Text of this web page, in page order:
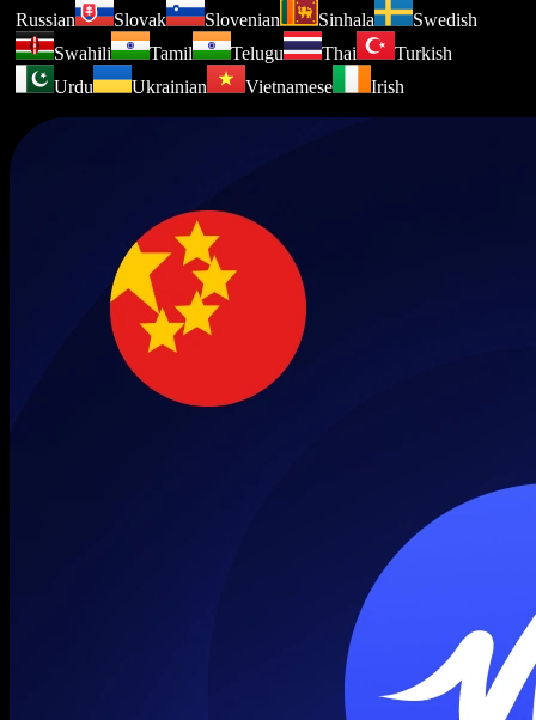
Russian
Slovak Slovenian Sinhala
Swedish
Swahili
Tamil Telugu Thai
Turkish
Urdu
Ukrainian Vietnamese Irish